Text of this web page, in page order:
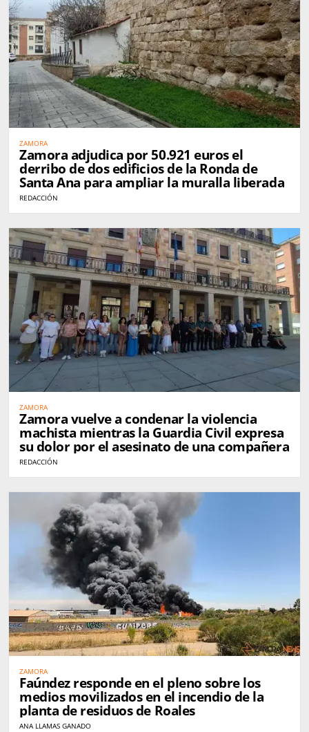
ZAMORA
Zamora adjudica por 50.921 euros el
derribo de dos edificios de la Ronda de
Santa Ana para ampliar la muralla liberada
REDACCIÓN
ZAMORA
Zamora vuelve a condenar la violencia
machista mientras la Guardia Civil expresa
su dolor por el asesinato de una compañera
REDACCIÓN
ZAMORA
Faúndez responde en el pleno sobre los
medios movilizados en el incendio de la
planta de residuos de Roales
ANA LLAMAS GANADO